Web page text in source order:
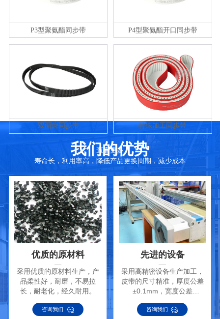
P3型聚氨酯同步带 P4型聚氨酯开口同步带
双面齿同步带 特殊加工同步带
查看更多
我们的优势
寿命长，利用率高，降低产品更换周期，减少成本
优质的原材料
采用优质的原材料生产，产
品柔性好，耐磨，不易拉
长，耐老化，经久耐用。
咨询我们
先进的设备
采用高精密设备生产加工，
皮带的尺寸精准，厚度公差
±0.1mm，宽度公差
咨询我们